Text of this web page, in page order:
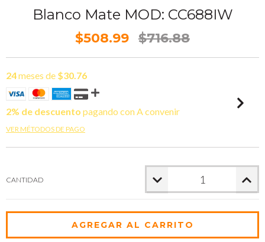
Blanco Mate MOD: CC688IW
$508.99 $716.88
24meses de $30.76
2% de descuento pagando con A convenir
VER MÉTODOS DE PAGO
CANTIDAD